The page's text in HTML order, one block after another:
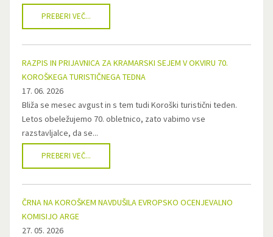
PREBERI VEČ...
RAZPIS IN PRIJAVNICA ZA KRAMARSKI SEJEM V OKVIRU 70.
KOROŠKEGA TURISTIČNEGA TEDNA
17. 06. 2026
Bliža se mesec avgust in s tem tudi Koroški turistični teden.
Letos obeležujemo 70. obletnico, zato vabimo vse
razstavljalce, da se...
PREBERI VEČ...
ČRNA NA KOROŠKEM NAVDUŠILA EVROPSKO OCENJEVALNO
KOMISIJO ARGE
27. 05. 2026